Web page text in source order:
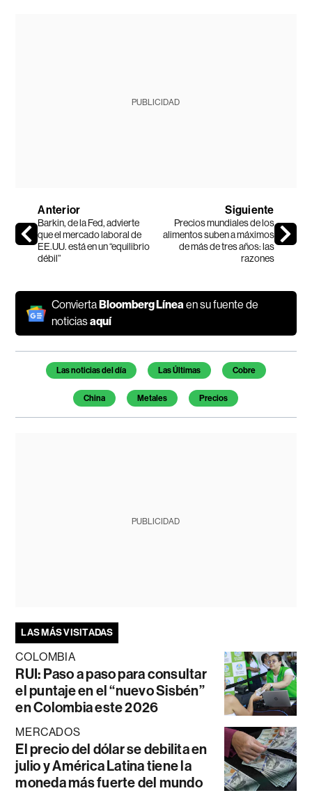
PUBLICIDAD
Anterior
Barkin, de la Fed, advierte
que el mercado laboral de
EE.UU. está en un “equilibrio
débil”
Siguiente
Precios mundiales de los
alimentos suben a máximos
de más de tres años: las
razones
Convierta Bloomberg Líneaen su fuente de
noticiasaquí
Temas de este artículo
Las noticias del día Las Últimas Cobre
China Metales Precios
PUBLICIDAD
LAS MÁS VISITADAS
COLOMBIA
RUI: Paso a paso para consultar
el puntaje en el “nuevo Sisbén”
en Colombia este 2026
MERCADOS
El precio del dólar se debilita en
julio y América Latina tiene la
moneda más fuerte del mundo